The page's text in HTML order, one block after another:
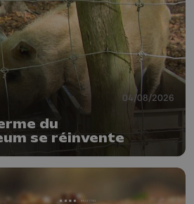
04/08/2026
du
se réinvente